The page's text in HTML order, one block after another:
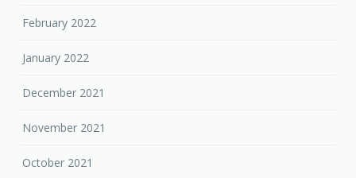
February 2022
January 2022
December 2021
November 2021
October 2021